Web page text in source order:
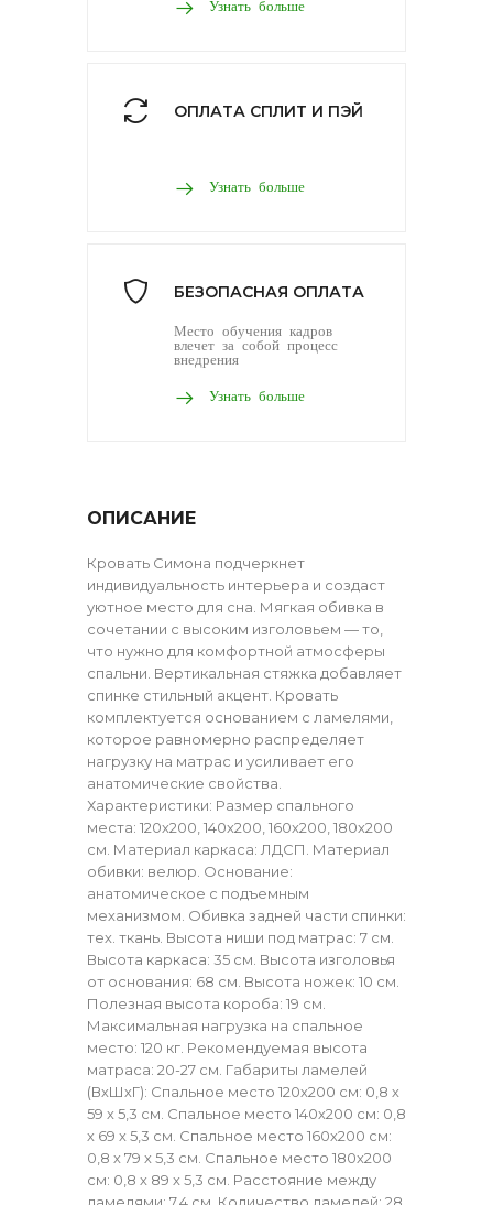
Узнать больше
ОПЛАТА СПЛИТ И ПЭЙ
Узнать больше
БЕЗОПАСНАЯ ОПЛАТА
Место обучения кадров
влечет за собой процесс
внедрения
Узнать больше
ОПИСАНИЕ
Кровать Симона подчеркнет
индивидуальность интерьера и создаст
уютное место для сна. Мягкая обивка в
сочетании с высоким изголовьем — то,
что нужно для комфортной атмосферы
спальни. Вертикальная стяжка добавляет
спинке стильный акцент. Кровать
комплектуется основанием с ламелями,
которое равномерно распределяет
нагрузку на матрас и усиливает его
анатомические свойства.
Характеристики: Размер спального
места: 120х200, 140х200, 160х200, 180х200
см. Материал каркаса: ЛДСП. Материал
обивки: велюр. Основание:
анатомическое с подъемным
механизмом. Обивка задней части спинки:
тех. ткань. Высота ниши под матрас: 7 см.
Высота каркаса: 35 см. Высота изголовья
от основания: 68 см. Высота ножек: 10 см.
Полезная высота короба: 19 см.
Максимальная нагрузка на спальное
место: 120 кг. Рекомендуемая высота
матраса: 20-27 см. Габариты ламелей
(ВхШхГ): Спальное место 120х200 см: 0,8 х
59 х 5,3 см. Спальное место 140х200 см: 0,8
х 69 х 5,3 см. Спальное место 160х200 см:
0,8 х 79 х 5,3 см. Спальное место 180х200
см: 0,8 х 89 х 5,3 см. Расстояние между